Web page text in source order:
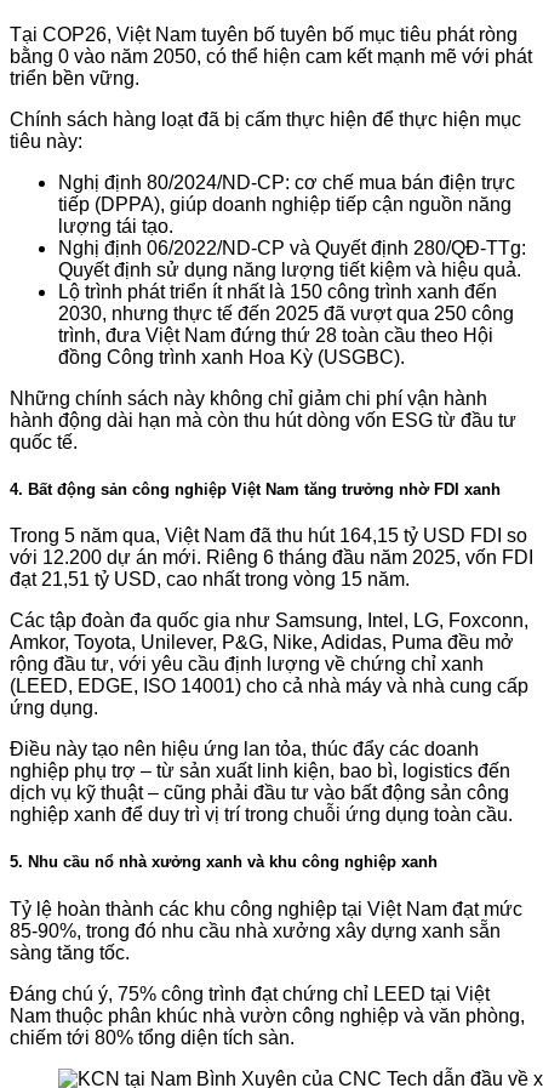
Tại COP26, Việt Nam tuyên bố tuyên bố mục tiêu phát ròng
bằng 0 vào năm 2050, có thể hiện cam kết mạnh mẽ với phát
triển bền vững.
Chính sách hàng loạt đã bị cấm thực hiện để thực hiện mục
tiêu này:
Nghị định 80/2024/ND-CP: cơ chế mua bán điện trực
tiếp (DPPA), giúp doanh nghiệp tiếp cận nguồn năng
lượng tái tạo.
Nghị định 06/2022/ND-CP và Quyết định 280/QĐ-TTg:
Quyết định sử dụng năng lượng tiết kiệm và hiệu quả.
Lộ trình phát triển ít nhất là 150 công trình xanh đến
2030, nhưng thực tế đến 2025 đã vượt qua 250 công
trình, đưa Việt Nam đứng thứ 28 toàn cầu theo Hội
đồng Công trình xanh Hoa Kỳ (USGBC).
Những chính sách này không chỉ giảm chi phí vận hành
hành động dài hạn mà còn thu hút dòng vốn ESG từ đầu tư
quốc tế.
4. Bất động sản công nghiệp Việt Nam tăng trưởng nhờ FDI xanh
Trong 5 năm qua, Việt Nam đã thu hút 164,15 tỷ USD FDI so
với 12.200 dự án mới. Riêng 6 tháng đầu năm 2025, vốn FDI
đạt 21,51 tỷ USD, cao nhất trong vòng 15 năm.
Các tập đoàn đa quốc gia như Samsung, Intel, LG, Foxconn,
Amkor, Toyota, Unilever, P&G, Nike, Adidas, Puma đều mở
rộng đầu tư, với yêu cầu định lượng về chứng chỉ xanh
(LEED, EDGE, ISO 14001) cho cả nhà máy và nhà cung cấp
ứng dụng.
Điều này tạo nên hiệu ứng lan tỏa, thúc đẩy các doanh
nghiệp phụ trợ – từ sản xuất linh kiện, bao bì, logistics đến
dịch vụ kỹ thuật – cũng phải đầu tư vào bất động sản công
nghiệp xanh để duy trì vị trí trong chuỗi ứng dụng toàn cầu.
5. Nhu cầu nổ nhà xưởng xanh và khu công nghiệp xanh
Tỷ lệ hoàn thành các khu công nghiệp tại Việt Nam đạt mức
85-90%, trong đó nhu cầu nhà xưởng xây dựng xanh sẵn
sàng tăng tốc.
Đáng chú ý, 75% công trình đạt chứng chỉ LEED tại Việt
Nam thuộc phân khúc nhà vườn công nghiệp và văn phòng,
chiếm tới 80% tổng diện tích sàn.